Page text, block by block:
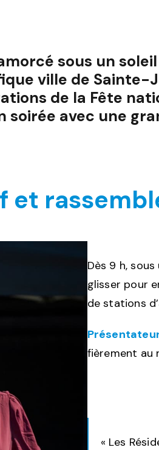
amorcé sous un
ville de Sainte-
de la Fête
soirée avec une
et
Dès 9 h,
glisser pour
de stations
fièrement au
« Les